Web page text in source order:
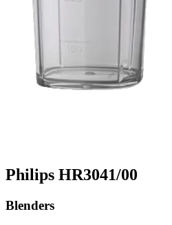
Philips HR3041/00
Blenders